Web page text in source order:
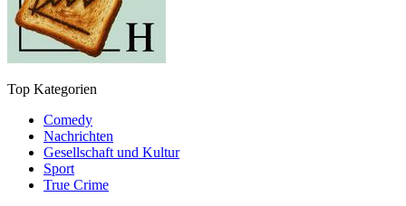
Top Kategorien
Comedy
Nachrichten
Gesellschaft und Kultur
Sport
True Crime